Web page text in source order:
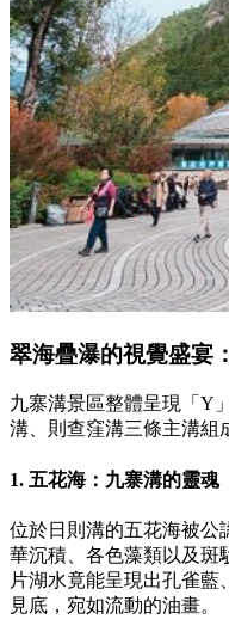
翠海疊瀑的視覺盛宴
九寨溝景區整體呈現「Y
溝、則查窪溝三條主溝組
1. 五花海：九寨溝的靈魂
位於日則溝的五花海被公
華沉積、各色藻類以及斑
片湖水竟能呈現出孔雀
見底，宛如流動的油畫。